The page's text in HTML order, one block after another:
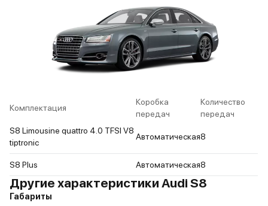
Комплектация
Коробка
передач
Количество
передач
S8 Limousine quattro 4.0 TFSI V8
tiptronic
Автоматическая8
S8 Plus Автоматическая8
Другие характеристики Audi S8
Габариты